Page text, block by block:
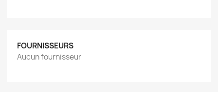
FOURNISSEURS
Aucun fournisseur